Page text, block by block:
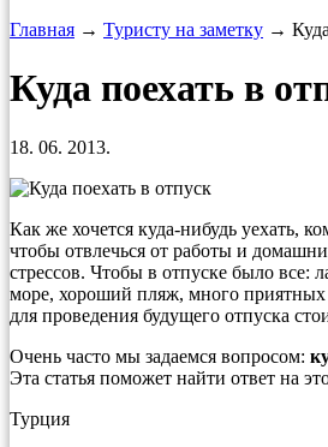
Главная → Туристу на заметку →
Куда поехать в
18. 06. 2013.
Как же хочется куда-нибудь уехать,
чтобы отвлечься от работы и
стрессов. Чтобы в отпуске было все:
море, хороший пляж, много
для проведения будущего отпуска
Очень часто мы задаемся вопросом:
Эта статья поможет найти ответ на
Турция